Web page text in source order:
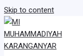
Skip to content